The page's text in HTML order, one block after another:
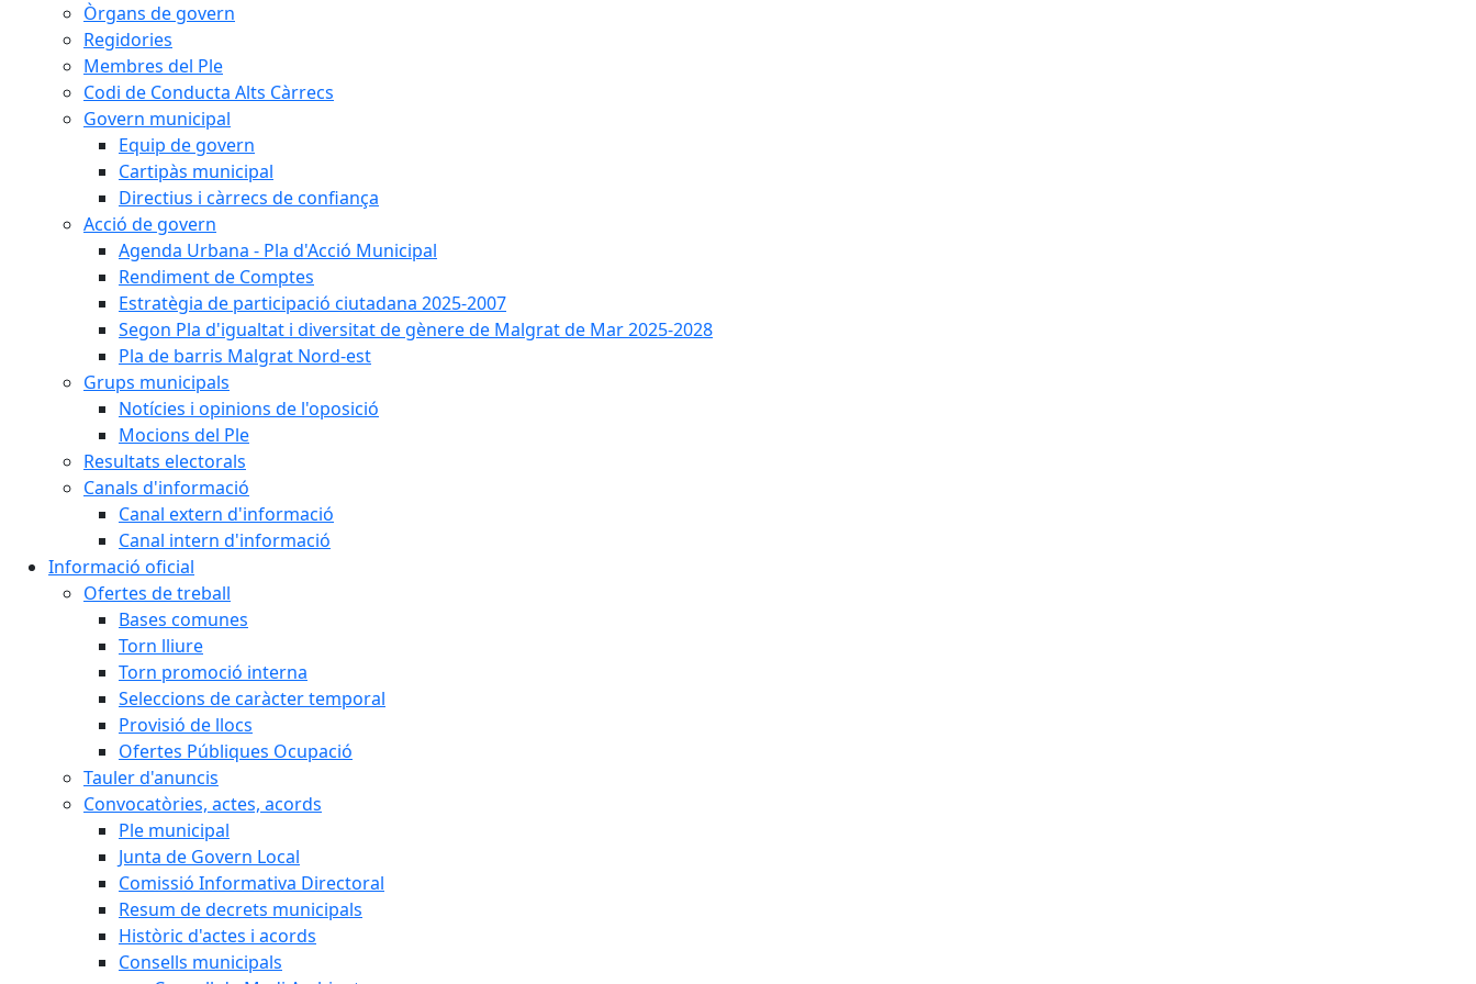
Òrgans de govern
Regidories
Membres del Ple
Codi de Conducta Alts Càrrecs
Govern municipal
Equip de govern
Cartipàs municipal
Directius i càrrecs de confiança
Acció de govern
Agenda Urbana - Pla d'Acció Municipal
Rendiment de Comptes
Estratègia de participació ciutadana 2025-2007
Segon Pla d'igualtat i diversitat de gènere de Malgrat de Mar 2025-2028
Pla de barris Malgrat Nord-est
Grups municipals
Notícies i opinions de l'oposició
Mocions del Ple
Resultats electorals
Canals d'informació
Canal extern d'informació
Canal intern d'informació
Informació oficial
Ofertes de treball
Bases comunes
Torn lliure
Torn promoció interna
Seleccions de caràcter temporal
Provisió de llocs
Ofertes Públiques Ocupació
Tauler d'anuncis
Convocatòries, actes, acords
Ple municipal
Junta de Govern Local
Comissió Informativa Directoral
Resum de decrets municipals
Històric d'actes i acords
Consells municipals